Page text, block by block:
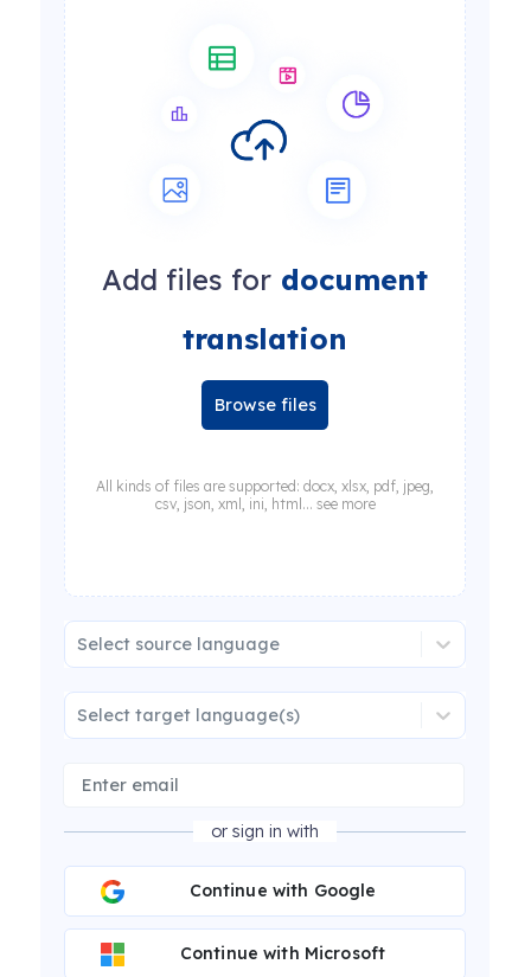
Add files for document
translation
Browse files
All kinds of files are supported: docx, xlsx, pdf, jpeg,
csv, json, xml, ini, html... see more
Select source language
Select target language(s)
or sign in with
Continue with Google
Continue with Microsoft